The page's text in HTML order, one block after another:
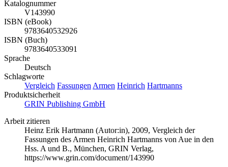
Katalognummer
V143990
ISBN (eBook)
9783640532926
ISBN (Buch)
9783640533091
Sprache
Deutsch
Schlagworte
Vergleich Fassungen Armen Heinrich Hartmanns
Produktsicherheit
GRIN Publishing GmbH
Arbeit zitieren
Heinz Erik Hartmann (Autor:in), 2009, Vergleich der
Fassungen des Armen Heinrich Hartmanns von Aue in den
Hss. A und B., München, GRIN Verlag,
https://www.grin.com/document/143990